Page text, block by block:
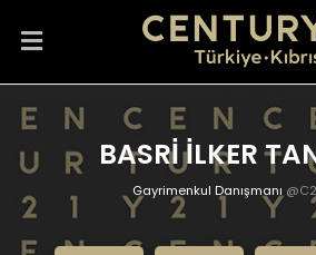
BASRİ İLKER
Gayrimenkul Danışmanı